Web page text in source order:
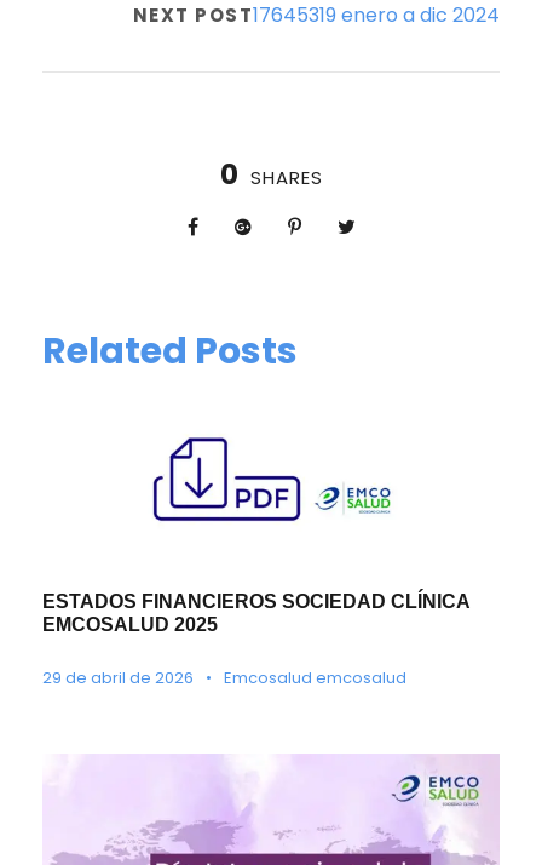
NEXT POST17645319 enero a dic 2024
0 SHARES
Related Posts
ESTADOS FINANCIEROS SOCIEDAD CLÍNICA
EMCOSALUD 2025
29 de abril de 2026 • Emcosalud emcosalud